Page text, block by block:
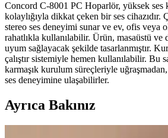
Concord C-8001 PC Hoparlör, yüksek ses
kolaylığıyla dikkat çeken bir ses cihazıdır.
stereo ses deneyimi sunar ve ev, ofis veya
rahatlıkla kullanılabilir. Ürün, masaüstü ve
uyum sağlayacak şekilde tasarlanmıştır.
çalıştır sistemiyle hemen kullanılabilir. Bu
karmaşık kurulum süreçleriyle
ses deneyimine ulaşabilirler.
Ayrıca Bakınız